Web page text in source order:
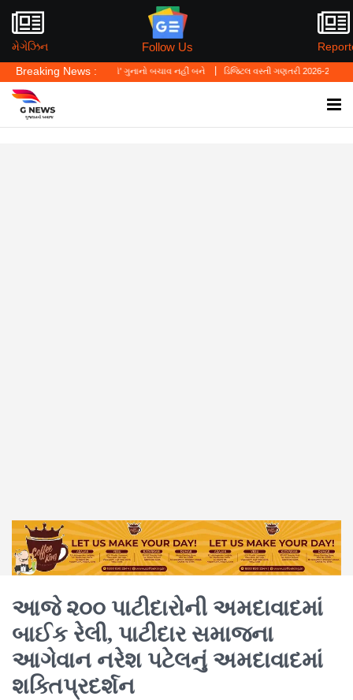
મેગેઝિન Follow Us
Breaking News :
લો' ગુનાનો બચાવ નહીં બને ડિજિટલ વસ્તી ગણતરી 2026-27નો પ્રારંભ, ઘર બેઠા
આજે ૨૦૦ પાટીદારોની અમદાવાદમાં
બાઈક રેલી, પાટીદાર સમાજના
આગેવાન નરેશ પટેલનું અમદાવાદમાં
શક્તિપ્રદર્શન